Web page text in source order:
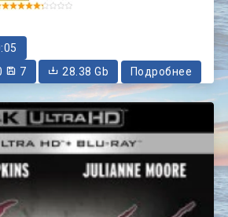
7 28.38 Gb Подробнее